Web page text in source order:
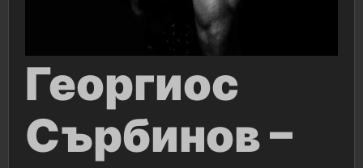
Георгиос
Сърбинов –